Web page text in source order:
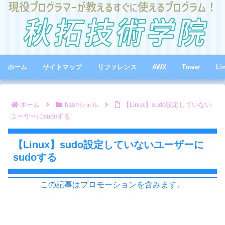
ホーム サイトマップ リファレンス AWX Tower
ホーム bashシェル
【Linux】sudo設定していない
ユーザーにsudoする
【Linux】sudo設定していないユーザーに
sudoする
この記事はプロモーションを含みます。